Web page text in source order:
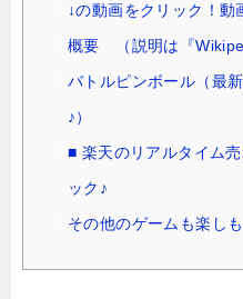
↓の動画をクリック！動
概要 （説明は『
バトルピンボール（最
♪）
■ 楽天のリアルタイム
ック♪
その他のゲームも楽し